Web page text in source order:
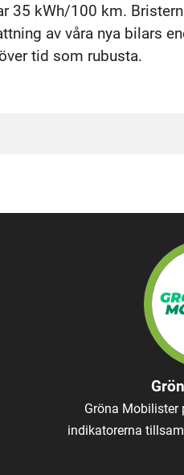
35 kWh/100 km.
av våra nya bilars
tid som rubusta.
Gröna Mobilister
indikatorerna